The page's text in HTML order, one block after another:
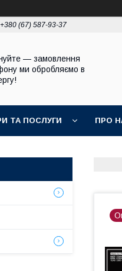
+380 (67) 587-93-37
— замовлення
ми обробляємо в
ТА ПОСЛУГИ ПРО